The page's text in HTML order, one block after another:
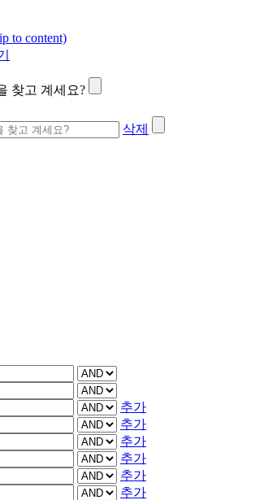
to content)
찾고 계세요?
삭제
추가
추가
추가
추가
추가
추가